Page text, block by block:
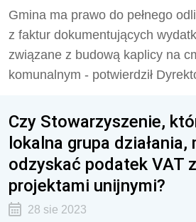
Gmina ma prawo do pełnego
z faktur dokumentujących
związane z budową kaplicy na
komunalnym - potwierdził
Czy Stowarzyszenie,
lokalna grupa działania,
odzyskać podatek VAT
projektami unijnymi?
28 sie 2023